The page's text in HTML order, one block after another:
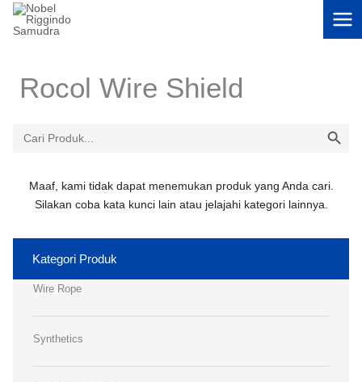
Lewati
Rocol Wire Shield
Kategori Produk
Wire Rope
Synthetics
for:
Maaf, kami tidak dapat menemukan produk yang Anda cari.
Silakan coba kata kunci lain atau jelajahi kategori lainnya.